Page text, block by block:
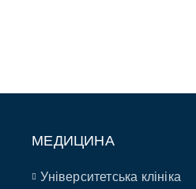
МЕДИЦИНА
Університетська клініка